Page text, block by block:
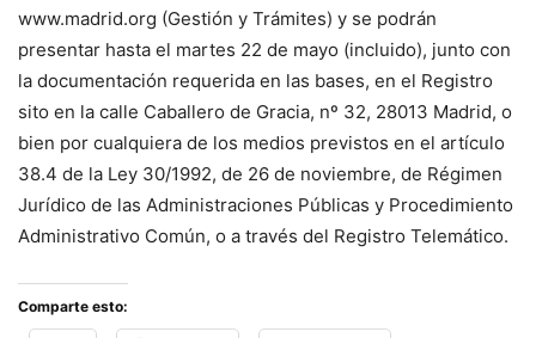
www.madrid.org (Gestión y Trámites) y se podrán
presentar hasta el martes 22 de mayo (incluido), junto con
la documentación requerida en las bases, en el Registro
sito en la calle Caballero de Gracia, nº 32, 28013 Madrid, o
bien por cualquiera de los medios previstos en el artículo
38.4 de la Ley 30/1992, de 26 de noviembre, de Régimen
Jurídico de las Administraciones Públicas y Procedimiento
Administrativo Común, o a través del Registro Telemático.
Comparte esto: